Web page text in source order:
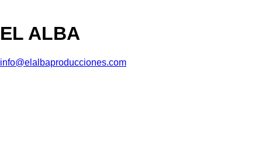
EL ALBA
info@elalbaproducciones.com